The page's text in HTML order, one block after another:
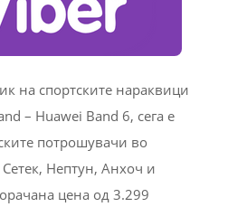
на спортските нараквици
– Huawei Band 6, сега е
потрошувачи во
Нептун, Анхоч и
цена од 3.299